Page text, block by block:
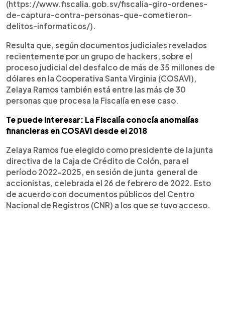
(https://www.fiscalia.gob.sv/fiscalia-giro-ordenes-
de-captura-contra-personas-que-cometieron-
delitos-informaticos/).
Resulta que, según documentos judiciales revelados
recientemente por un grupo de hackers, sobre el
proceso judicial del desfalco de más de 35 millones de
dólares en la Cooperativa Santa Virginia (COSAVI),
Zelaya Ramos también está entre las más de 30
personas que procesa la Fiscalía en ese caso.
Te puede interesar: La Fiscalía conocía anomalías
financieras en COSAVI desde el 2018
Zelaya Ramos fue elegido como presidente de la junta
directiva de la Caja de Crédito de Colón, para el
período 2022-2025, en sesión de junta general de
accionistas, celebrada el 26 de febrero de 2022. Esto
de acuerdo con documentos públicos del Centro
Nacional de Registros (CNR) a los que se tuvo acceso.